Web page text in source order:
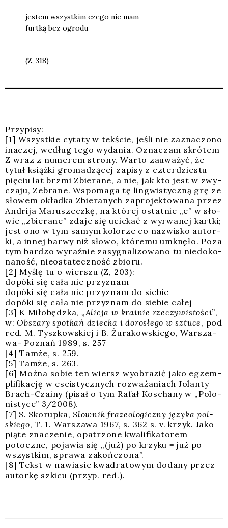
jestem wszyst­kim cze­go nie mam
furt­ką bez ogro­du
(Z, 318)
Przy­pi­sy:
[1] Wszyst­kie cyta­ty w tek­ście, jeśli nie zazna­czo­no
ina­czej, według tego wyda­nia. Ozna­czam skró­tem
Z wraz z nume­rem stro­ny. War­to zauwa­żyć, że
tytuł książ­ki gro­ma­dzą­cej zapi­sy z czter­dzie­stu
pię­ciu lat brzmi Zbie­ra­ne, a nie, jak kto jest w zwy­
cza­ju, Zebra­ne. Wspo­ma­ga tę lin­gwi­stycz­ną grę ze
sło­wem okład­ka Zbie­ra­nych zapro­jek­to­wa­na przez
Andri­ja Maru­szecz­kę, na któ­rej ostat­nie „e” w sło­
wie „zbie­ra­ne” zda­je się ucie­kać z wyrwa­nej kart­ki;
jest ono w tym samym kolo­rze co nazwi­sko autor­
ki, a innej bar­wy niż sło­wo, któ­re­mu umknę­ło. Poza
tym bar­dzo wyraź­nie zasy­gna­li­zo­wa­no tu nie­do­ko­
na­ność, nie­osta­tecz­ność zbio­ru.
[2] Myślę tu o wier­szu (Z, 203):
dopó­ki się cała nie przy­znam
dopó­ki się cała nie przy­znam do sie­bie
dopó­ki się cała nie przy­znam do sie­bie całej
[3] K Miło­będz­ka, „Ali­cja w kra­inie rze­czy­wi­sto­ści”,
w:Obsza­ry spo­tkań dziec­ka i doro­słe­go w sztu­ce, pod
red. M. Tysz­kow­skiej i B. Żura­kow­skie­go, War­sza­
wa- Poznań 1989, s. 257
[4] Tam­że, s. 259.
[5] Tam­że, s. 263.
[6] Moż­na sobie ten wiersz wyobra­zić jako egzem­
pli­fi­ka­cję w ese­istycz­nych roz­wa­ża­niach Jolan­ty
Brach-Cza­iny (pisał o tym Rafał Koscha­ny w „Polo­
ni­sty­ce” 3/2008).
[7] S. Sko­rup­ka,Słow­nik fra­ze­olo­gicz­ny języ­ka pol­
skie­go, T. 1. War­sza­wa 1967, s. 362 s. v. krzyk. Jako
pią­te zna­cze­nie, opa­trzo­ne kwa­li­fi­ka­to­rem
potocz­ne, poja­wia się „(już) po krzy­ku = już po
wszyst­kim, spra­wa zakoń­czo­na”.
[8] Tekst w nawia­sie kwa­dra­to­wym doda­ny przez
autor­kę szki­cu (przyp. red.).